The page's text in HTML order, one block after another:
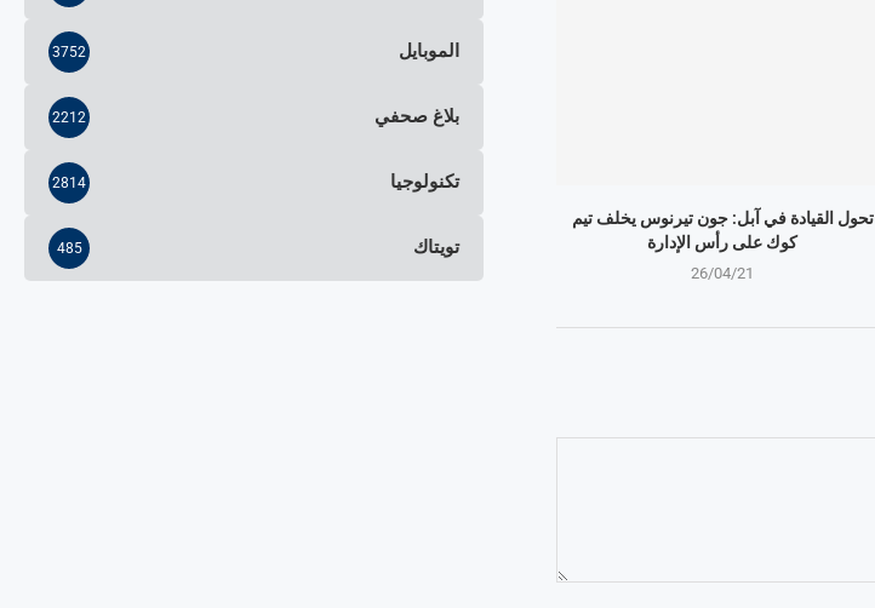
تحول القيادة في آبل: جون تيرنوس يخلف تيم
كوك على رأس الإدارة
26/04/21
الموبايل 3752
بلاغ صحفي 2212
تكنولوجيا 2814
تويتاك 485